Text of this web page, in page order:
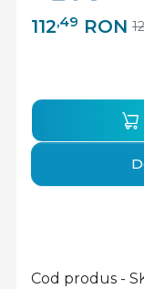
112,49 RON
Cod produs -